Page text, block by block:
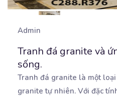
Admin
Tranh đá granite và
sống.
Tranh đá granite là một
granite tự nhiên. Với đặc